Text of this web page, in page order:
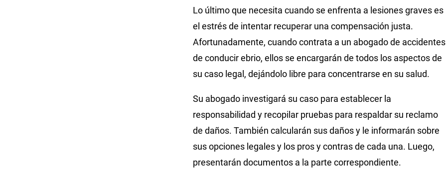
Lo último que necesita cuando se enfrenta a lesiones graves es
el estrés de intentar recuperar una compensación justa.
Afortunadamente, cuando contrata a un abogado de accidentes
de conducir ebrio, ellos se encargarán de todos los aspectos de
su caso legal, dejándolo libre para concentrarse en su salud.
Su abogado investigará su caso para establecer la
responsabilidad y recopilar pruebas para respaldar su reclamo
de daños. También calcularán sus daños y le informarán sobre
sus opciones legales y los pros y contras de cada una. Luego,
presentarán documentos a la parte correspondiente.